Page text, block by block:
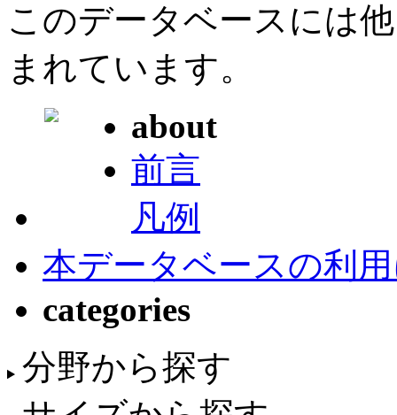
このデータベースには
まれています。
about
前言
凡例
本データベースの利
categories
分野から探す